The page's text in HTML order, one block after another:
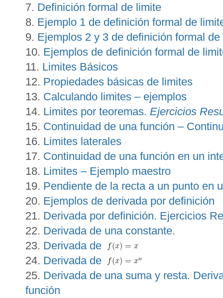
Definición formal de limite
Ejemplo 1 de definición formal de
Ejemplos 2 y 3 de definición formal de
Ejemplos de definición formal de
Limites Básicos
Propiedades básicas de limites
Calculando limites – ejemplos
Limites por teoremas. Ejercicios
Continuidad de una función –
Limites laterales
Continuidad de una función en un
Limites – Ejemplo maestro
Pendiente de la recta a un punto en
Ejemplos de derivada por definición
Derivada por definición. Ejercicios
Derivada de una constante.
Derivada de
Derivada de
Derivada de una suma y resta.
función